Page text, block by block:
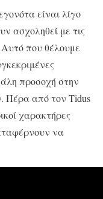
είναι λίγο
ασχοληθεί με τις
Αυτό που θέλουμε
προσοχή στην
Πέρα από τον Tidus
χαρακτήρες
να